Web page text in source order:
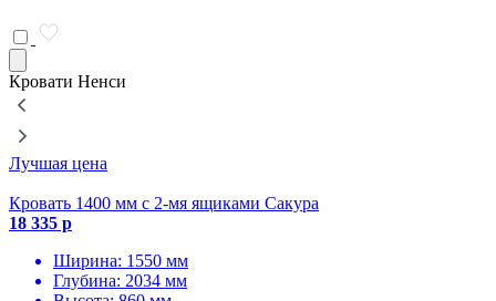
Кровати Ненси
Лучшая цена
Кровать 1400 мм с 2-мя ящиками Сакура
18 335 р
Ширина: 1550 мм
Глубина: 2034 мм